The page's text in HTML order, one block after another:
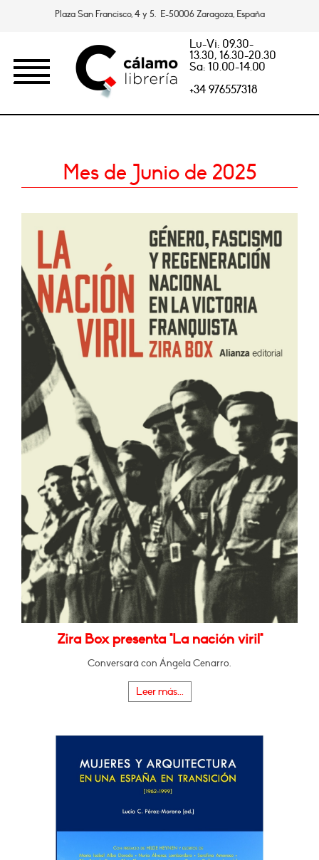
Plaza San Francisco, 4 y 5. E-50006 Zaragoza, España
Lu-Vi: 09.30-
13.30, 16.30-20.30
Sa: 10.00-14.00
+34 976557318
Mes de Junio de 2025
Zira Box presenta "La nación viril"
Conversará con Ángela Cenarro.
Leer más...